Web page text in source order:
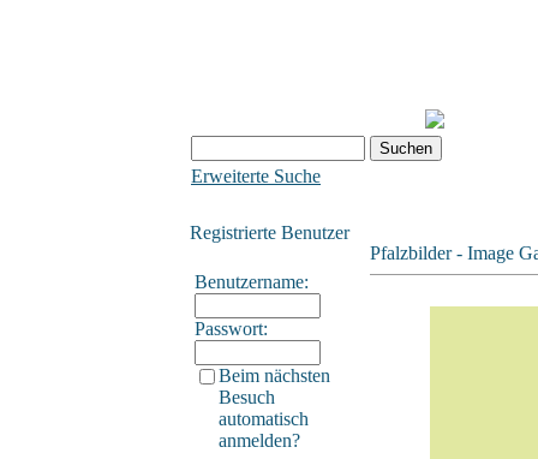
Erweiterte Suche
Registrierte Benutzer
Benutzername:
Passwort:
Beim nächsten
Besuch
automatisch
anmelden?
Pfalzbilder - Image